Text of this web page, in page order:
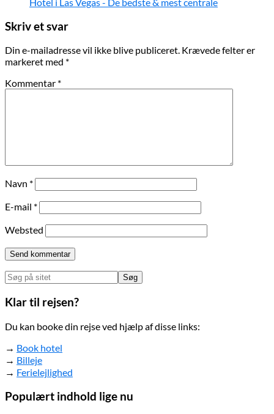
Læserinteraktioner
Skriv et svar
Din e-mailadresse vil ikke blive publiceret. Krævede felter er
markeret med *
Kommentar *
Navn *
E-mail *
Websted
Primær
Sidebar
Søg
på
sitet
Klar til rejsen?
Du kan booke din rejse ved hjælp af disse links:
→ Book hotel
→ Billeje
→ Ferielejlighed
Populært indhold lige nu